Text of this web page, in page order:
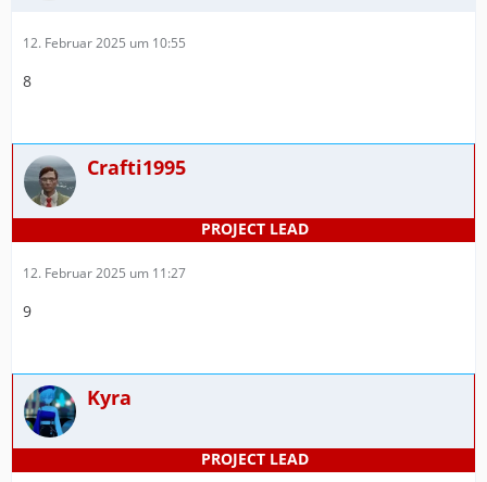
12. Februar 2025 um 10:55
8
Crafti1995
12. Februar 2025 um 11:27
9
Kyra